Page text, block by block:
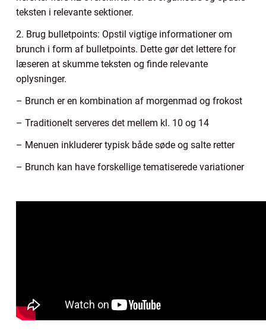
teksten i relevante sektioner.
2. Brug bulletpoints: Opstil vigtige informationer om
brunch i form af bulletpoints. Dette gør det lettere for
læseren at skumme teksten og finde relevante
oplysninger.
– Brunch er en kombination af morgenmad og frokost
– Traditionelt serveres det mellem kl. 10 og 14
– Menuen inkluderer typisk både søde og salte retter
– Brunch kan have forskellige tematiserede variationer